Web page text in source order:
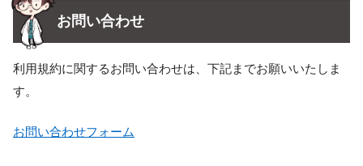
お問い合わせ
利用規約に関するお問い合わせは、下記までお願いいたしま
す。
お問い合わせフォーム